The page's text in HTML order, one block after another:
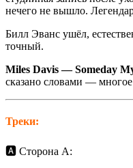
нечего не вышло.
Билл Эванс ушёл,
точный.
Miles Davis — Someday
сказано словами —
Треки:
🅰️ Сторона A: